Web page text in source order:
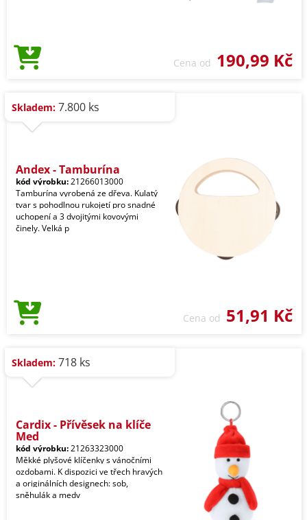
Cena od 190,99 Kč
Skladem: 7.800 ks
Andex - Tamburína
kód výrobku:21266013000
Tamburína vyrobená ze dřeva. Kulatý
tvar s pohodlnou rukojetí pro snadné
uchopení a 3 dvojitými kovovými
činely. Velká p
Cena od 51,91 Kč
Skladem: 718 ks
Cardix - Přívěsek na klíče
Med
kód výrobku:21263323000
Měkké plyšové klíčenky s vánočními
ozdobami. K dispozici ve třech hravých
a originálních designech: sob,
sněhulák a medv